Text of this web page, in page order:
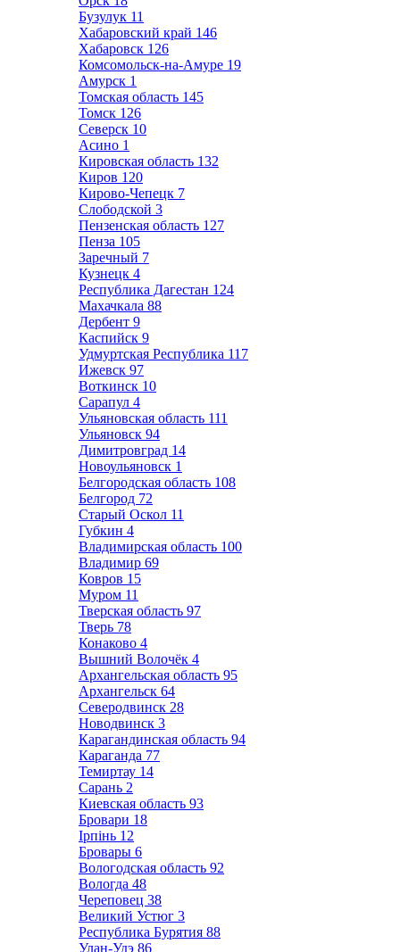
Бузулук 11
Хабаровский край 146
Хабаровск 126
Комсомольск-на-Амуре 19
Амурск 1
Томская область 145
Томск 126
Северск 10
Асино 1
Кировская область 132
Киров 120
Кирово-Чепецк 7
Слободской 3
Пензенская область 127
Пенза 105
Заречный 7
Кузнецк 4
Республика Дагестан 124
Махачкала 88
Дербент 9
Каспийск 9
Удмуртская Республика 117
Ижевск 97
Воткинск 10
Сарапул 4
Ульяновская область 111
Ульяновск 94
Димитровград 14
Новоульяновск 1
Белгородская область 108
Белгород 72
Старый Оскол 11
Губкин 4
Владимирская область 100
Владимир 69
Ковров 15
Муром 11
Тверская область 97
Тверь 78
Конаково 4
Вышний Волочёк 4
Архангельская область 95
Архангельск 64
Северодвинск 28
Новодвинск 3
Карагандинская область 94
Караганда 77
Темиртау 14
Сарань 2
Киевская область 93
Бровари 18
Ірпінь 12
Бровары 6
Вологодская область 92
Вологда 48
Череповец 38
Великий Устюг 3
Республика Бурятия 88
Улан-Удэ 86